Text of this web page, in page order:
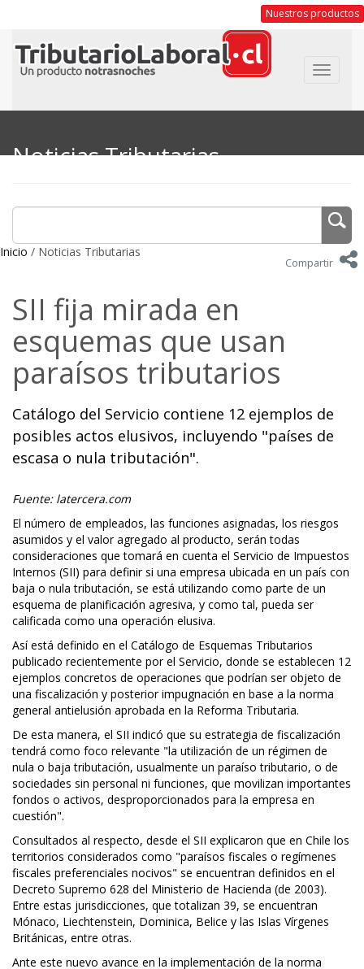
Nuestros productos
Toggle
Noticias Tributarias
Inicio / Noticias Tributarias
Compartir
SII fija mirada en
esquemas que usan
paraísos tributarios
Catálogo del Servicio contiene 12 ejemplos de
posibles actos elusivos, incluyendo "países de
escasa o nula tributación".
Fuente: latercera.com
El número de empleados, las funciones asignadas, los riesgos
asumidos y el valor agregado al producto, serán todas
consideraciones que tomará en cuenta el Servicio de Impuestos
Internos (SII) para definir si una empresa ubicada en un país con
baja o nula tributación, se está utilizando como parte de un
esquema de planificación agresiva, y como tal, pueda ser
calificada como una operación elusiva.
Así está definido en el Catálogo de Esquemas Tributarios
publicado recientemente por el Servicio, donde se establecen 12
ejemplos concretos de operaciones que podrían ser objeto de
una fiscalización y posterior impugnación en base a la norma
general antielusión aprobada en la Reforma Tributaria.
De esta manera, el SII indicó que su estrategia de fiscalización
tendrá como foco relevante "la utilización de un régimen de
nula o baja tributación, usualmente un paraíso tributario, o de
sociedades sin personal ni funciones, que movilizan importantes
fondos o activos, desproporcionados para la empresa en
cuestión".
Consultados al respecto, desde el SII explicaron que en Chile los
territorios considerados como "paraísos fiscales o regímenes
fiscales preferenciales nocivos" se encuentran definidos en el
Decreto Supremo 628 del Ministerio de Hacienda (de 2003).
Entre estas jurisdicciones, que totalizan 39, se encuentran
Mónaco, Liechtenstein, Dominica, Belice y las Islas Vírgenes
Británicas, entre otras.
Ante este nuevo avance en la implementación de la norma